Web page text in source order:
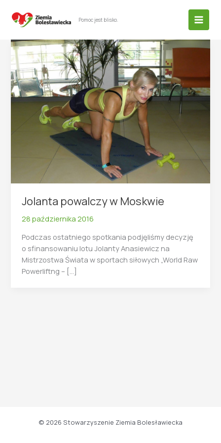
Pomoc jest blisko.
Jolanta powalczy w Moskwie
28 października 2016
Podczas ostatniego spotkania podjęliśmy decyzję
o sfinansowaniu lotu Jolanty Anasiewicz na
Mistrzostwa Świata w sportach siłowych „World Raw
Powerliftng – […]
© 2026 Stowarzyszenie Ziemia Bolesławiecka